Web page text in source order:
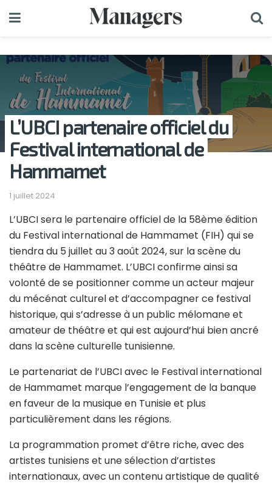
L’UBCI partenaire officiel du
Festival international de
Hammamet
1 juillet 2024
L’UBCI sera le partenaire officiel de la 58ème édition
du Festival international de Hammamet (FIH) qui se
tiendra du 5 juillet au 3 août 2024, sur la scène du
théâtre de Hammamet. L’UBCI confirme ainsi sa
volonté de se positionner comme un acteur majeur
du mécénat culturel et d’accompagner ce festival
historique, qui s’adresse à un public mélomane et
amateur de théâtre et qui est aujourd’hui bien ancré
dans la scène culturelle tunisienne.
Le partenariat de l’UBCI avec le Festival international
de Hammamet marque l’engagement de la banque
en faveur de la musique en Tunisie et plus
particulièrement dans les régions.
La programmation promet d’être riche, avec des
artistes tunisiens et une sélection d’artistes
internationaux, avec un contenu artistique de qualité